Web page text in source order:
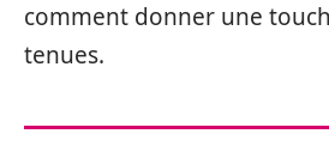
comment donner une
tenues.